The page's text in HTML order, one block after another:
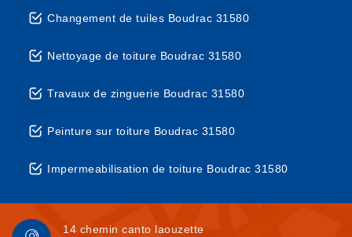
Changement de tuiles Boudrac 31580
Nettoyage de toiture Boudrac 31580
Travaux de zinguerie Boudrac 31580
Peinture sur toiture Boudrac 31580
Impermeabilisation de toiture Boudrac 31580
14 chemin canto laouzette